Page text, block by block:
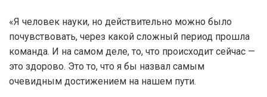
«Я человек науки, но действительно можно было
почувствовать, через какой сложный период прошла
команда. И на самом деле, то, что происходит сейчас —
это здорово. Это то, что я бы назвал самым
очевидным достижением на нашем пути.